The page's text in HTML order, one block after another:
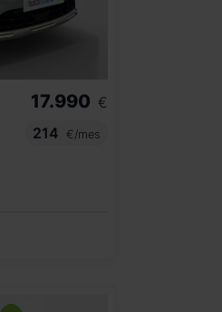
17.990 €
214
€/mes